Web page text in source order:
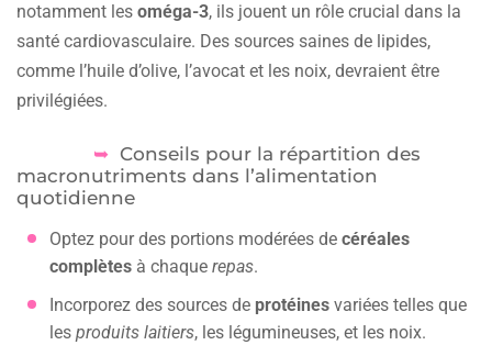
notamment les oméga-3, ils jouent un rôle crucial dans la
santé cardiovasculaire. Des sources saines de lipides,
comme l’huile d’olive, l’avocat et les noix, devraient être
privilégiées.
Conseils pour la répartition des
macronutriments dans l’alimentation
quotidienne
Optez pour des portions modérées de céréales
complètes à chaque repas.
Incorporez des sources de protéines variées telles que
les produits laitiers, les légumineuses, et les noix.